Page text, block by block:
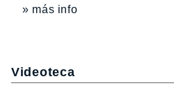
» más info
Videoteca